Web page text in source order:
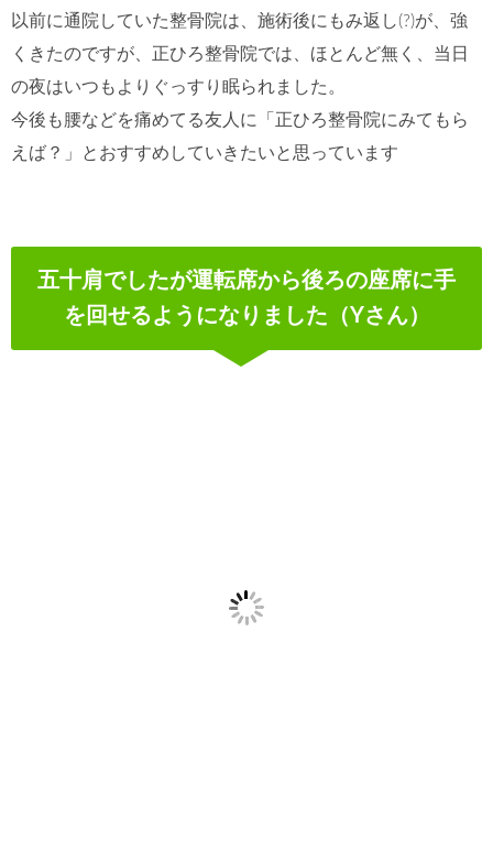
以前に通院していた整骨院は、施術後にもみ返し(?)が、強
くきたのですが、正ひろ整骨院では、ほとんど無く、当日
の夜はいつもよりぐっすり眠られました。
今後も腰などを痛めてる友人に「正ひろ整骨院にみてもら
えば？」とおすすめしていきたいと思っています
五十肩でしたが運転席から後ろの座席に手
を回せるようになりました（Yさん）